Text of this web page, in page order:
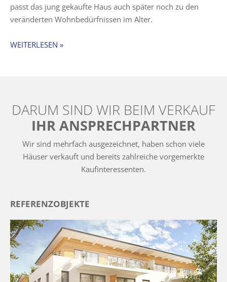
passt das jung gekaufte Haus auch später noch zu den
veränderten Wohnbedürfnissen im Alter.
WEITERLESEN »
DARUM SIND WIR BEIM VERKAUF
IHR ANSPRECHPARTNER
Wir sind mehrfach ausgezeichnet, haben schon viele
Häuser verkauft und bereits zahlreiche vorgemerkte
Kaufinteressenten.
REFERENZOBJEKTE